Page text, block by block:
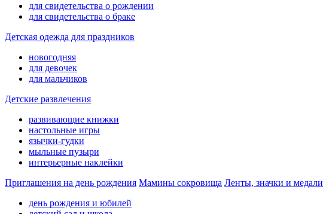
для свидетельства о рождении
для свидетельства о браке
Детская одежда для праздников
новогодняя
для девочек
для мальчиков
Детские развлечения
развивающие книжки
настольные игры
язычки-гудки
мыльные пузыри
интерьерные наклейки
Приглашения на день рождения Мамины сокровища Ленты, значки и медали
день рождения и юбилей